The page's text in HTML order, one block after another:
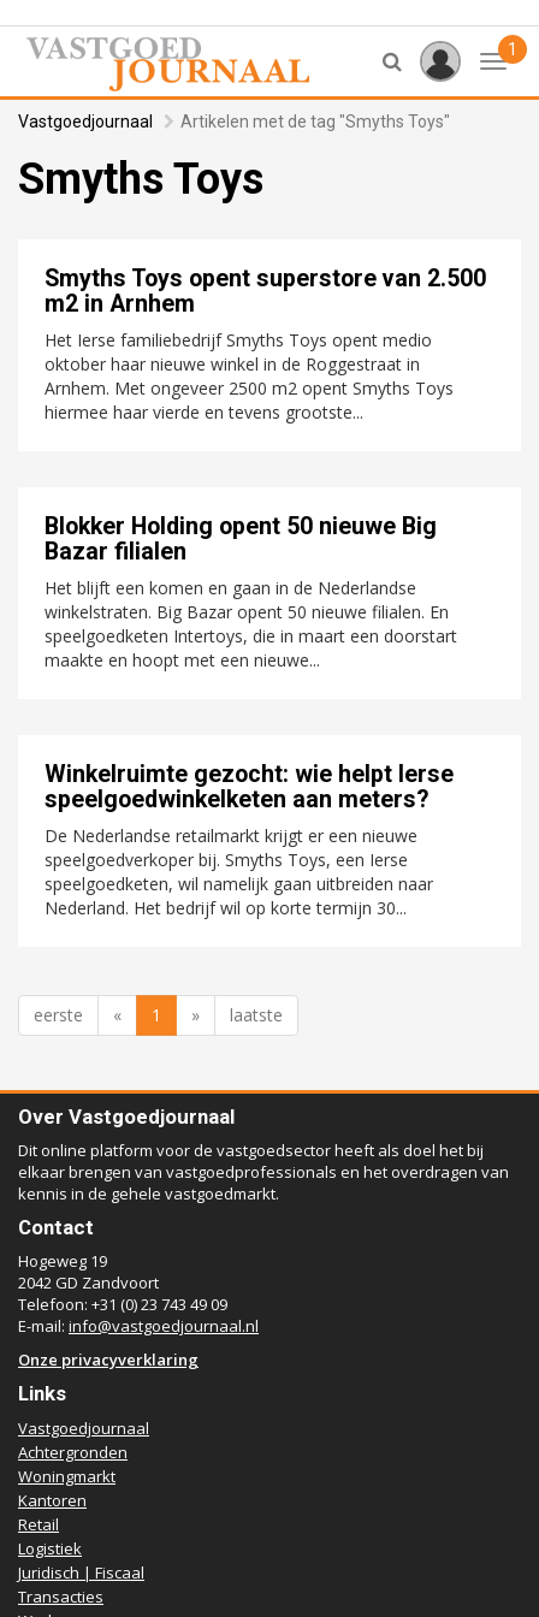
1
Vastgoedjournaal Artikelen met de tag "Smyths Toys"
Smyths Toys
Smyths Toys opent superstore van 2.500
m2 in Arnhem
Het Ierse familiebedrijf Smyths Toys opent medio
oktober haar nieuwe winkel in de Roggestraat in
Arnhem. Met ongeveer 2500 m2 opent Smyths Toys
hiermee haar vierde en tevens grootste...
Blokker Holding opent 50 nieuwe Big
Bazar filialen
Het blijft een komen en gaan in de Nederlandse
winkelstraten. Big Bazar opent 50 nieuwe filialen. En
speelgoedketen Intertoys, die in maart een doorstart
maakte en hoopt met een nieuwe...
Winkelruimte gezocht: wie helpt Ierse
speelgoedwinkelketen aan meters?
De Nederlandse retailmarkt krijgt er een nieuwe
speelgoedverkoper bij. Smyths Toys, een Ierse
speelgoedketen, wil namelijk gaan uitbreiden naar
Nederland. Het bedrijf wil op korte termijn 30...
eerste « 1 » laatste
Over Vastgoedjournaal
Dit online platform voor de vastgoedsector heeft als doel het bij
elkaar brengen van vastgoedprofessionals en het overdragen van
kennis in de gehele vastgoedmarkt.
Contact
Hogeweg 19
2042 GD Zandvoort
Telefoon: +31 (0) 23 743 49 09
E-mail: info@vastgoedjournaal.nl
Onze privacyverklaring
Links
Vastgoedjournaal
Achtergronden
Woningmarkt
Kantoren
Retail
Logistiek
Juridisch | Fiscaal
Transacties